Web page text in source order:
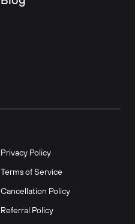
Privacy Policy
Terms of Service
Cancellation Policy
Referral Policy